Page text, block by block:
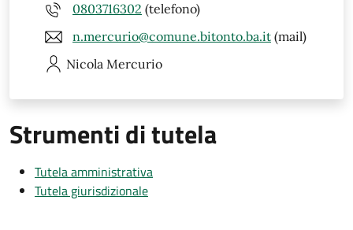
0803716302 (telefono)
n.mercurio@comune.bitonto.ba.it (mail)
Nicola Mercurio
Strumenti di tutela
Tutela amministrativa
Tutela giurisdizionale